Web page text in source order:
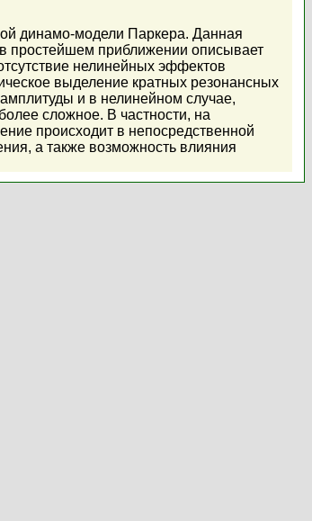
динамо-модели Паркера. Данная
простейшем приближении описывает
нелинейных эффектов
выделение кратных резонансных
и в нелинейном случае,
сложное. В частности, на
происходит в непосредственной
а также возможность влияния